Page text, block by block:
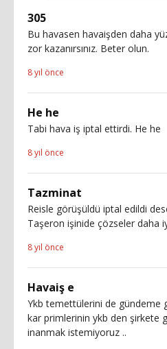
305
Bu havasen havaişden daha
zor kazanırsınız. Beter olun.
8 yıl önce
He he
Tabi hava iş iptal ettirdi. He he
8 yıl önce
Tazminat
Reisle görüşüldü iptal edildi
Taşeron işinide çözseler daha
8 yıl önce
Havaiş e
Ykb temettülerini de gündeme
kar primlerinin ykb den şirkete
inanmak istemiyoruz ..